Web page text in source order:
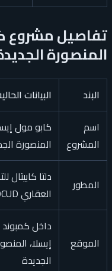
تفاصيل مشروع
المنصورة
البند البيانات
اسم
المشروع
كابو مول
المنصورة
المطور
دلتا كابيتال
العقاري DCUD
الموقع
داخل كمبوند
إيسلا،
الجديدة